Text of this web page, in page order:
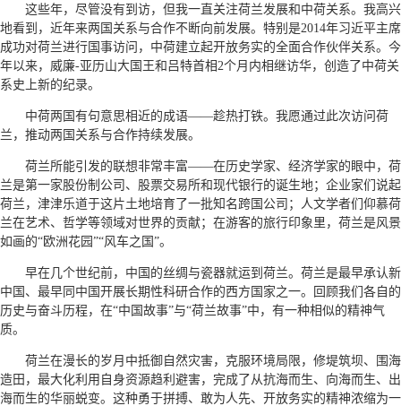
这些年，尽管没有到访，但我一直关注荷兰发展和中荷关系。我高兴
地看到，近年来两国关系与合作不断向前发展。特别是2014年习近平主席
成功对荷兰进行国事访问，中荷建立起开放务实的全面合作伙伴关系。今
年以来，威廉-亚历山大国王和吕特首相2个月内相继访华，创造了中荷关
系史上新的纪录。
中荷两国有句意思相近的成语——趁热打铁。我愿通过此次访问荷
兰，推动两国关系与合作持续发展。
荷兰所能引发的联想非常丰富——在历史学家、经济学家的眼中，荷
兰是第一家股份制公司、股票交易所和现代银行的诞生地；企业家们说起
荷兰，津津乐道于这片土地培育了一批知名跨国公司；人文学者们仰慕荷
兰在艺术、哲学等领域对世界的贡献；在游客的旅行印象里，荷兰是风景
如画的“欧洲花园”“风车之国”。
早在几个世纪前，中国的丝绸与瓷器就运到荷兰。荷兰是最早承认新
中国、最早同中国开展长期性科研合作的西方国家之一。回顾我们各自的
历史与奋斗历程，在“中国故事”与“荷兰故事”中，有一种相似的精神气
质。
荷兰在漫长的岁月中抵御自然灾害，克服环境局限，修堤筑坝、围海
造田，最大化利用自身资源趋利避害，完成了从抗海而生、向海而生、出
海而生的华丽蜕变。这种勇于拼搏、敢为人先、开放务实的精神浓缩为一